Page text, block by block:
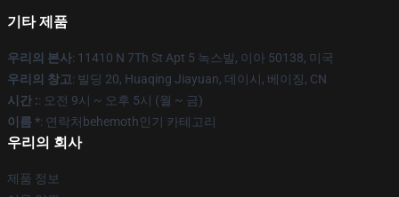
기타 제품
우리의 본사: 11410 N 7Th St Apt 5 녹스빌, 이아 50138, 미국
우리의 창고: 빌딩 20, Huaqing Jiayuan, 데이시, 베이징, CN
시간 :: 오전 9시 ~ 오후 5시 (월 ~ 금)
이름 *: 연락처behemoth인기 카테고리
우리의 회사
제품 정보